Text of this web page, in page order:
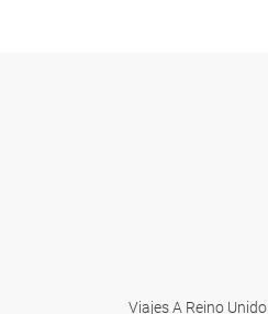
Viajes A Reino Unido